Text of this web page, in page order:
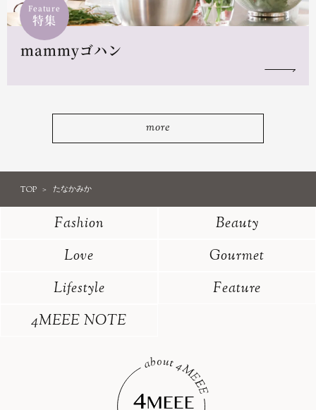
Feature
特集
mammyゴハン
more
TOP たなかみか
Fashion
Beauty
Love
Gourmet
Lifestyle
Feature
4MEEE NOTE